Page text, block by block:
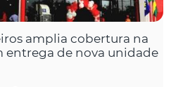
amplia cobertura na
entrega de nova unidade